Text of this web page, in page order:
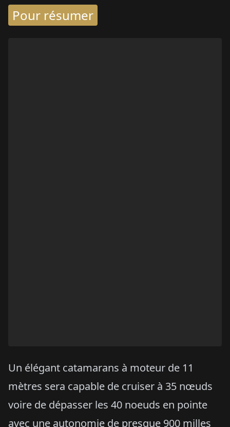
Pour résumer
Un élégant catamarans à moteur de 11
mètres sera capable de cruiser à 35 nœuds
voire de dépasser les 40 noeuds en pointe
avec une autonomie de presque 900 milles